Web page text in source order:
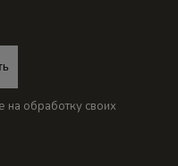
на обработку своих